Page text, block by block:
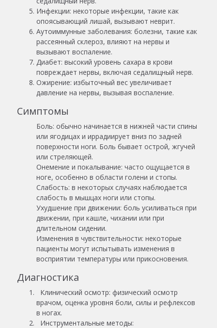
Инфекции: некоторые инфекции, такие как
опоясывающий лишай, вызывают неврит.
Аутоиммунные заболевания: болезни, такие как
рассеянный склероз, влияют на нервы и
вызывают воспаление.
Диабет: высокий уровень сахара в крови
повреждает нервы, включая седалищный нерв.
Ожирение: избыточный вес увеличивает
давление на нервы, вызывая воспаление.
Симптомы
Боль: обычно начинается в нижней части спины
или ягодицах и иррадиирует вниз по задней
поверхности ноги. Боль бывает острой, жгучей
или стреляющей.
Онемение и покалывание: часто ощущается в
ноге, особенно в области голени и стопы.
Слабость: в некоторых случаях наблюдается
слабость в мышцах ноги или стопы.
Ухудшение при движении: боль усиливаться при
движении, при кашле, чихании или при
длительном сидении.
Изменения в чувствительности: некоторые
пациенты могут испытывать изменения в
восприятии температуры или прикосновения.
Диагностика
Клинический осмотр: физический осмотр
врачом, оценка уровня боли, силы и рефлексов
в ногах.
Инструментальные методы: